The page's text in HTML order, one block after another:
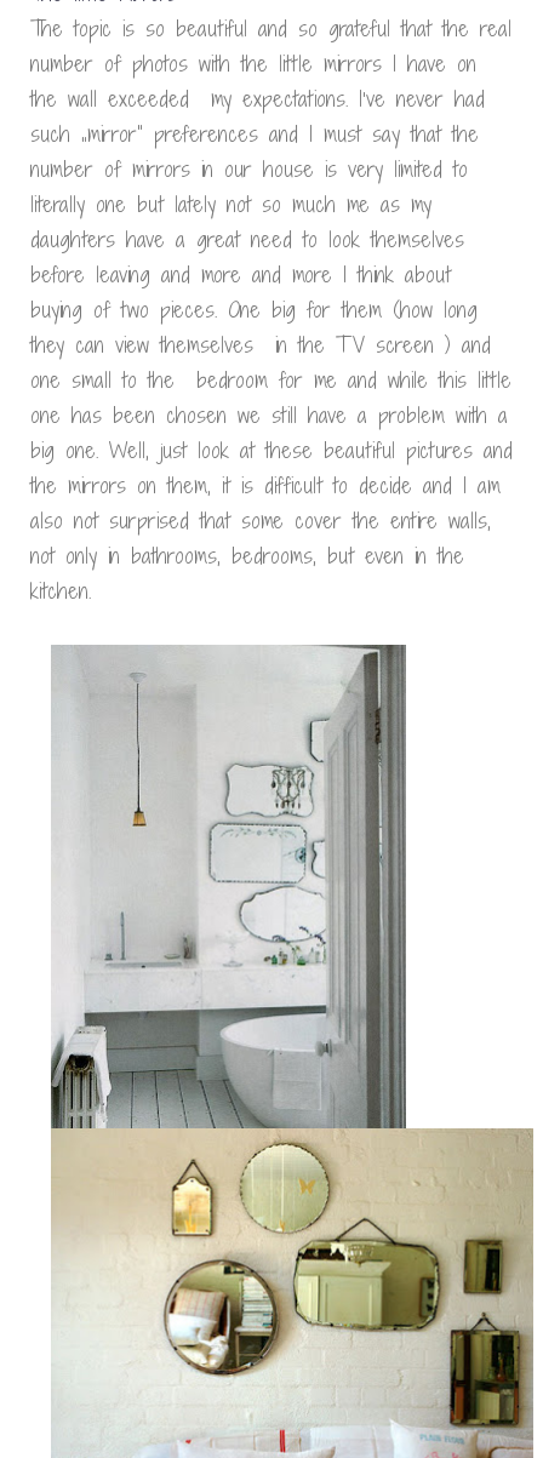
The topic is so beautiful and so grateful that the real
number of photos with the little mirrors I have on
the wall exceeded my expectations. I’ve never had
such „mirror” preferences and I must say that the
number of mirrors in our house is very limited to
literally one but lately not so much me as my
daughters have a great need to look themselves
before leaving and more and more I think about
buying of two pieces. One big for them (how long
they can view themselves in the TV screen ) and
one small to the bedroom for me and while this little
one has been chosen we still have a problem with a
big one. Well, just look at these beautiful pictures and
the mirrors on them, it is difficult to decide and I am
also not surprised that some cover the entire walls,
not only in bathrooms, bedrooms, but even in the
kitchen.